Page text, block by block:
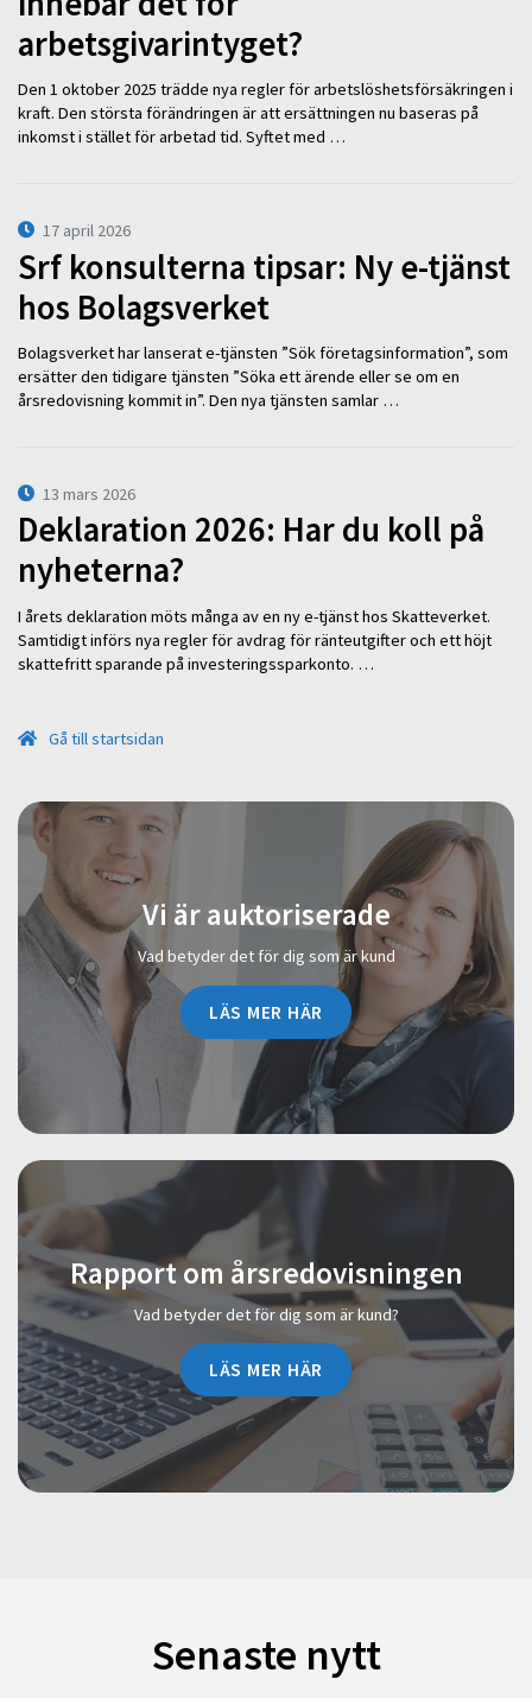
arbetsgivarintyget?
Den 1 oktober 2025 trädde nya regler för arbetslöshetsförsäkringen i
kraft. Den största förändringen är att ersättningen nu baseras på
inkomst i stället för arbetad tid. Syftet med …
17 april 2026
Srf konsulterna tipsar: Ny e-tjänst
hos Bolagsverket
Bolagsverket har lanserat e-tjänsten ”Sök företagsinformation”, som
ersätter den tidigare tjänsten ”Söka ett ärende eller se om en
årsredovisning kommit in”. Den nya tjänsten samlar …
13 mars 2026
Deklaration 2026: Har du koll på
nyheterna?
I årets deklaration möts många av en ny e-tjänst hos Skatteverket.
Samtidigt införs nya regler för avdrag för ränteutgifter och ett höjt
skattefritt sparande på investeringssparkonto. …
Gå till startsidan
Vi är auktoriserade
Vad betyder det för dig som är kund
LÄS MER HÄR
Rapport om årsredovisningen
Vad betyder det för dig som är kund?
LÄS MER HÄR
Senaste nytt